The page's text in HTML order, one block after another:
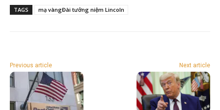
TAGS mạ vàngĐài tưởng niệm Lincoln
Previous article Next article